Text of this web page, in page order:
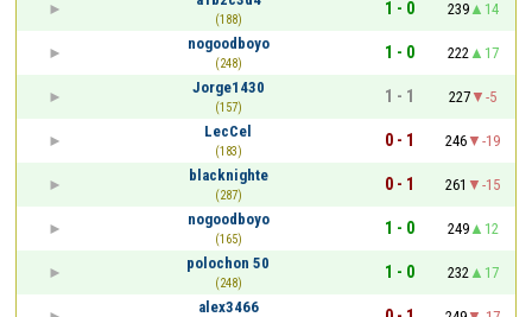
(188)
1 - 0 239
14
nogoodboyo
(248)
1 - 0 222
17
Jorge1430
(157)
1 - 1 227
-5
LecCel
(183)
0 - 1 246
-19
blacknighte
(287)
0 - 1 261
-15
nogoodboyo
(165)
1 - 0 249
12
polochon 50
(248)
1 - 0 232
17
alex3466